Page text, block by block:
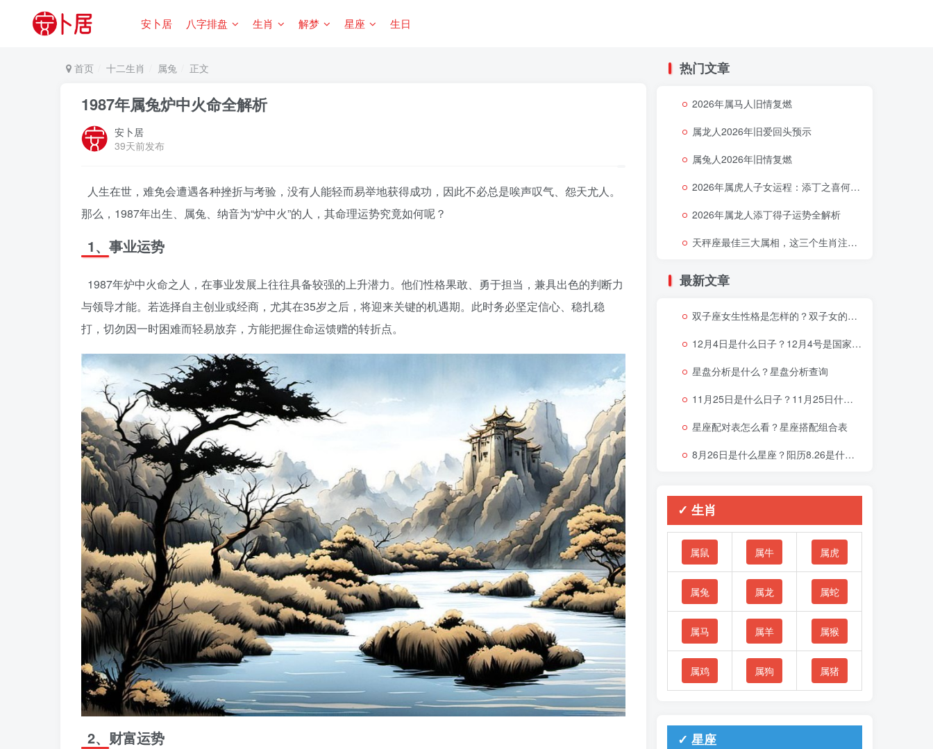
安卜居 八字排盘 生肖 解梦 星座 生日
首页 十二生肖 属兔 正文
1987年属兔炉中火命全解析
安卜居
39天前发布
人生在世，难免会遭遇各种挫折与考验，没有人能轻而易举地获得成功，因此不必总是唉声叹气、怨天尤人。
那么，1987年出生、属兔、纳音为“炉中火”的人，其命理运势究竟如何呢？
1、事业运势
1987年炉中火命之人，在事业发展上往往具备较强的上升潜力。他们性格果敢、勇于担当，兼具出色的判断力
与领导才能。若选择自主创业或经商，尤其在35岁之后，将迎来关键的机遇期。此时务必坚定信心、稳扎稳
打，切勿因一时困难而轻易放弃，方能把握住命运馈赠的转折点。
2、财富运势
热门文章
2026年属马人旧情复燃
属龙人2026年旧爱回头预示
属兔人2026年旧情复燃
2026年属虎人子女运程：添丁之喜何时降临
2026年属龙人添丁得子运势全解析
天秤座最佳三大属相，这三个生肖注定让天秤座好运连连
最新文章
双子座女生性格是怎样的？双子女的性格与脾气
12月4日是什么日子？12月4号是国家宪法日吗？
星盘分析是什么？星盘分析查询
11月25日是什么日子？11月25日什么星座
星座配对表怎么看？星座搭配组合表
8月26日是什么星座？阳历8.26是什么星座
✓ 生肖
属鼠 属牛 属虎
属兔 属龙 属蛇
属马 属羊 属猴
属鸡 属狗 属猪
✓ 星座